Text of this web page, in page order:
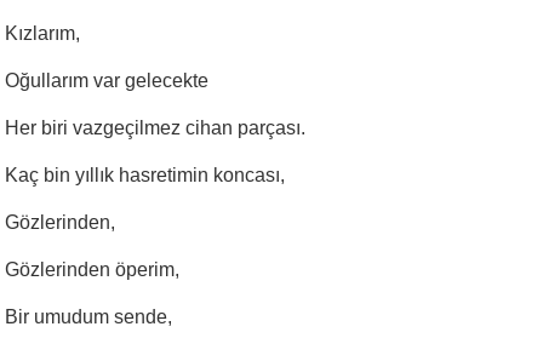
Kızlarım,
Oğullarım var gelecekte
Her biri vazgeçilmez cihan parçası.
Kaç bin yıllık hasretimin koncası,
Gözlerinden,
Gözlerinden öperim,
Bir umudum sende,